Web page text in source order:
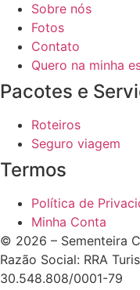
Sobre nós
Fotos
Contato
Quero na minha
Pacotes e
Roteiros
Seguro viagem
Termos
Política de
Minha Conta
© 2026 – Sementeira
Razão Social: RRA
30.548.808/0001-79